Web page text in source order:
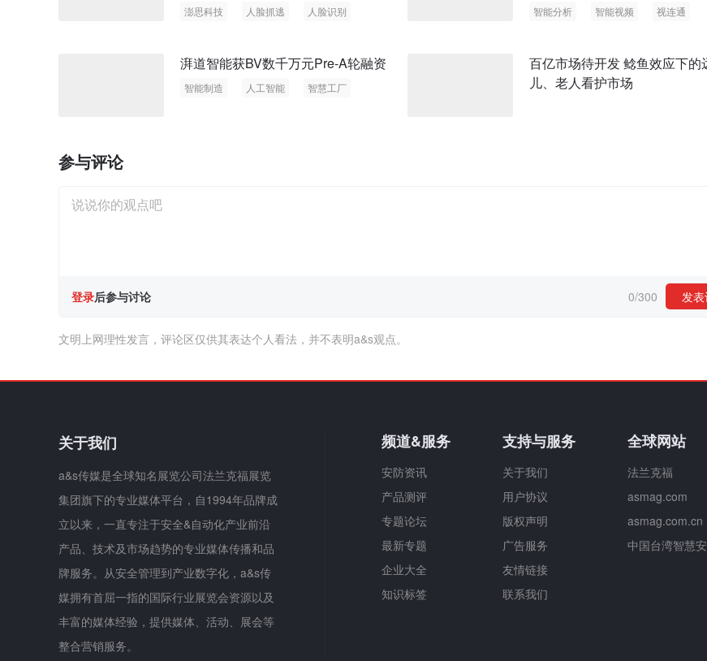
澎思科技 人脸抓逃 人脸识别 智能分析 智能视频 视连通
湃道智能获BV数千万元Pre-A轮融资
智能制造 人工智能 智慧工厂
百亿市场待开发 鲶鱼效应下的
儿、老人看护市场
参与评论
登录后参与讨论 0/300 发
文明上网理性发言，评论区仅供其表达个人看法，并不表明a&s观点。
关于我们
a&s传媒是全球知名展览公司法兰克福展览
集团旗下的专业媒体平台，自1994年品牌成
立以来，一直专注于安全&自动化产业前沿
产品、技术及市场趋势的专业媒体传播和品
牌服务。从安全管理到产业数字化，a&s传
媒拥有首屈一指的国际行业展览会资源以及
丰富的媒体经验，提供媒体、活动、展会等
整合营销服务。
频道&服务
安防资讯
产品测评
专题论坛
最新专题
企业大全
知识标签
支持与服务
关于我们
用户协议
版权声明
广告服务
友情链接
联系我们
全球网站
法兰克福
asmag.com
asmag.com.cn
中国台湾智慧